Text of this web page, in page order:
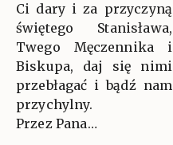
Ci dary i za przyczyną
świętego Stanisława,
Twego Męczennika i
Biskupa, daj się nimi
przebłagać i bądź nam
przychylny.
Przez Pana…